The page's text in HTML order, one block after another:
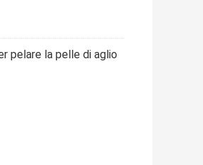
pelare la pelle di aglio